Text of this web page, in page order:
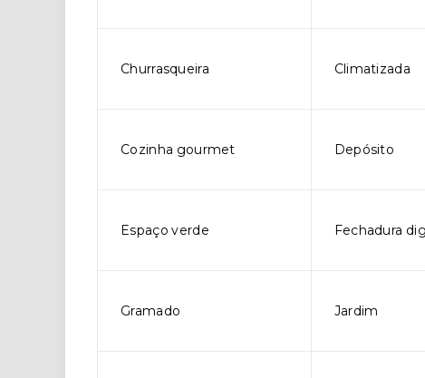
Churrasqueira Climatizada
Cozinha gourmet Depósito
Espaço verde Fechadura
Gramado Jardim